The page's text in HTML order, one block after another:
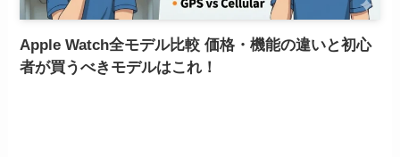
Apple Watch全モデル比較 価格・機能の違いと初心
者が買うべきモデルはこれ！